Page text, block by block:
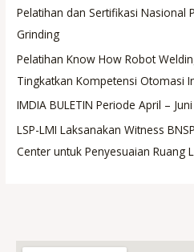
Pelatihan dan Sertifikasi Nasional
Grinding
Pelatihan Know How Robot
Tingkatkan Kompetensi Otomasi
IMDIA BULETIN Periode April –
LSP-LMI Laksanakan Witness
Center untuk Penyesuaian Ruang